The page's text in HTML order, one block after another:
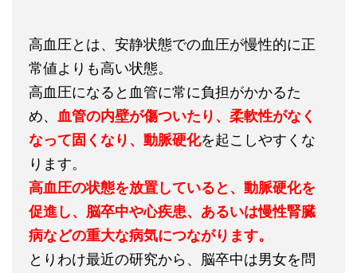
高血圧とは、安静状態での血圧が慢性的に正
常値よりも高い状態。
高血圧になると血管に常に負担がかかるた
め、 血管の内壁が傷ついたり、柔軟性がなく
なって固くなり、動脈硬化を起こしやすくな
ります。
高血圧の状態を放置していると、動脈硬化を
促進し、脳卒中や心疾患、あるいは慢性腎臓
病などの重大な病気につながります。
とりわけ最近の研究から、脳卒中は男女を問